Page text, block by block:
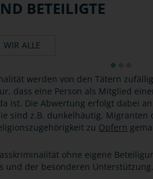
BETEILIGTE
WIR ALLE
werden von den Tätern
dass eine Person als Mitglied
ist. Die Abwertung erfolgt dabei
sind z.B. dunkelhäutig,
zu Opfern
ohne eigene
und der besonderen Unterstützung.